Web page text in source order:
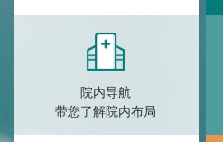
院内导航
带您了解院内布局